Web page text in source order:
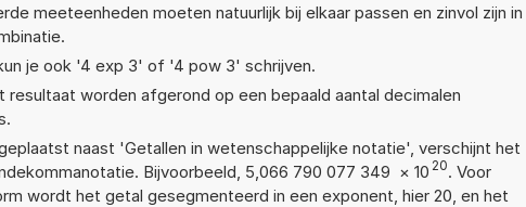
meeteenheden moeten natuurlijk bij elkaar passen en zinvol zijn in
je ook '4 exp 3' of '4 pow 3' schrijven.
resultaat worden afgerond op een bepaald aantal decimalen
naast 'Getallen in wetenschappelijke notatie', verschijnt het
Bijvoorbeeld, 5,066 790 077 349 × 10 20. Voor
wordt het getal gesegmenteerd in een exponent, hier 20, en het